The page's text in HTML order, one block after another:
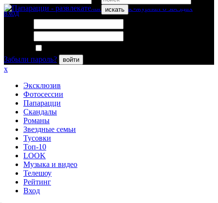
искать
вход
Забыли пароль?
войти
x
Эксклюзив
Фотосессии
Папарацци
Скандалы
Романы
Звездные семьи
Тусовки
Топ-10
LOOK
Музыка и видео
Телешоу
Рейтинг
Вход